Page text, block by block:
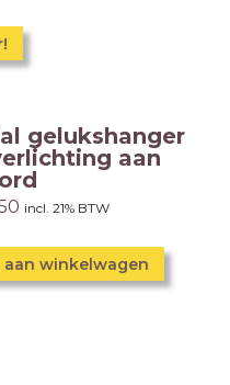
gelukshanger
aan
incl. 21% BTW
aan winkelwagen